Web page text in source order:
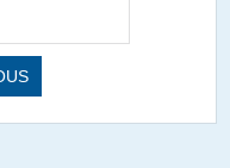
du 8 janvier.
texte de départ (ci-
, ce qui équivaut bien